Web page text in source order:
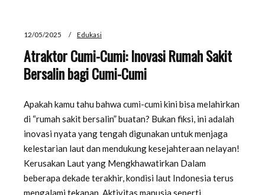
12/05/2025 Edukasi
Atraktor Cumi-Cumi: Inovasi Rumah Sakit
Bersalin bagi Cumi-Cumi
Apakah kamu tahu bahwa cumi-cumi kini bisa melahirkan
di “rumah sakit bersalin” buatan? Bukan fiksi, ini adalah
inovasi nyata yang tengah digunakan untuk menjaga
kelestarian laut dan mendukung kesejahteraan nelayan!
Kerusakan Laut yang Mengkhawatirkan Dalam
beberapa dekade terakhir, kondisi laut Indonesia terus
mengalami tekanan. Aktivitas manusia seperti